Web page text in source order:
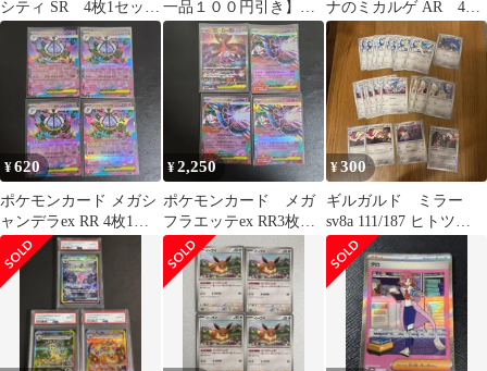
シティ SR 4枚1セット
ムニキスゼロ
一品１００円引き】イ
ーブイ ノーマルカード
１３８枚セット
ナのミカルゲ AR 4枚1
セット MEGAドリー
ムex
¥620
ポケモンカード メガシ
ャンデラex RR 4枚1セ
ット アビスアイ
¥2,250
ポケモンカード メガ
フラエッテex RR3枚
SAR1枚 ニンジャスピ
ナー
¥300
ギルガルド ミラー
sv8a 111/187 ヒトツ
キ ニダンギル